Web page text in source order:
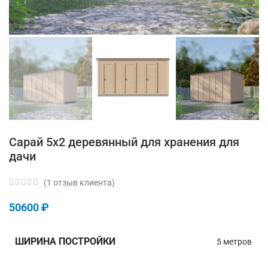
Сарай 5х2 деревянный для хранения для
дачи
(1 отзыв клиента)
50600₽
ШИРИНА ПОСТРОЙКИ 5 метров